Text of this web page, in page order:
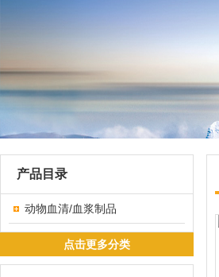
产品目录
动物血清/血浆制品
点击更多分类